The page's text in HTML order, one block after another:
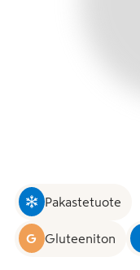
Pakastetuote
G Gluteeniton